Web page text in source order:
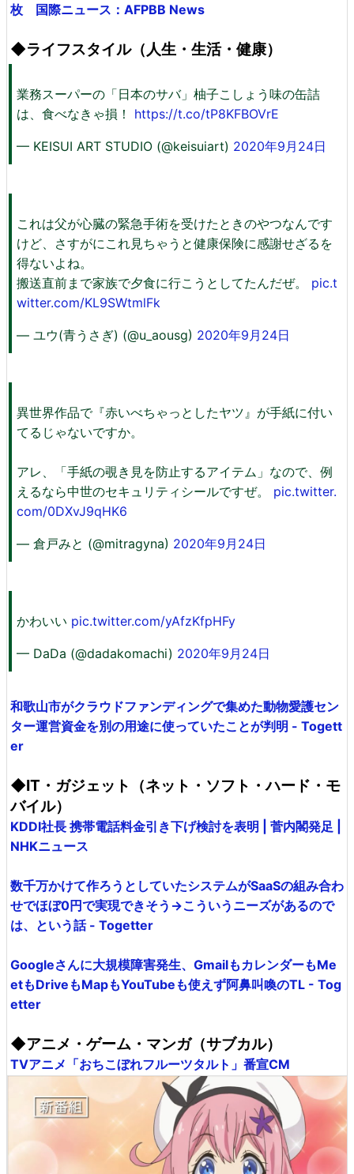
枚 国際ニュース：AFPBB News
◆ライフスタイル（人生・生活・健康）
業務スーパーの「日本のサバ」柚子こしょう味の缶詰
は、食べなきゃ損！ https://t.co/tP8KFBOVrE
— KEISUI ART STUDIO (@keisuiart) 2020年9月24日
これは父が心臓の緊急手術を受けたときのやつなんです
けど、さすがにこれ見ちゃうと健康保険に感謝せざるを
得ないよね。
搬送直前まで家族で夕食に行こうとしてたんだぜ。 pic.t
witter.com/KL9SWtmlFk
— ユウ(青うさぎ) (@u_aousg) 2020年9月24日
異世界作品で『赤いべちゃっとしたヤツ』が手紙に付い
てるじゃないですか。
アレ、「手紙の覗き見を防止するアイテム」なので、例
えるなら中世のセキュリティシールですぜ。 pic.twitter.
com/0DXvJ9qHK6
— 倉戸みと (@mitragyna) 2020年9月24日
かわいい pic.twitter.com/yAfzKfpHFy
— DaDa (@dadakomachi) 2020年9月24日
和歌山市がクラウドファンディングで集めた動物愛護セン
ター運営資金を別の用途に使っていたことが判明 - Togett
er
◆IT・ガジェット（ネット・ソフト・ハード・モ
バイル）
KDDI社長 携帯電話料金引き下げ検討を表明 | 菅内閣発足 |
NHKニュース
数千万かけて作ろうとしていたシステムがSaaSの組み合わ
せでほぼ0円で実現できそう→こういうニーズがあるので
は、という話 - Togetter
Googleさんに大規模障害発生、GmailもカレンダーもMe
etもDriveもMapもYouTubeも使えず阿鼻叫喚のTL - Tog
etter
◆アニメ・ゲーム・マンガ（サブカル）
TVアニメ「おちこぼれフルーツタルト」番宣CM